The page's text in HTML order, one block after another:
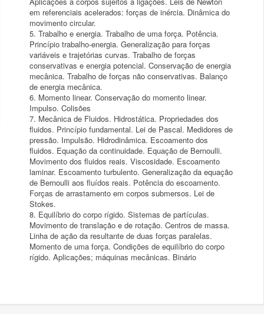
em referenciais acelerados: forças de inércia. Dinâmica do
movimento circular.
5. Trabalho e energia. Trabalho de uma força. Potência.
Princípio trabalho-energia. Generalização para forças
variáveis e trajetórias curvas. Trabalho de forças
conservativas e energia potencial. Conservação de energia
mecânica. Trabalho de forças não conservativas. Balanço
de energia mecânica.
6. Momento linear. Conservação do momento linear.
Impulso. Colisões
7. Mecânica de Fluidos. Hidrostática. Propriedades dos
fluidos. Princípio fundamental. Lei de Pascal. Medidores de
pressão. Impulsão. Hidrodinâmica. Escoamento dos
fluidos. Equação da continuidade. Equação de Bernoulli.
Movimento dos fluidos reais. Viscosidade. Escoamento
laminar. Escoamento turbulento. Generalização da equação
de Bernoulli aos fluídos reais. Potência do escoamento.
Forças de arrastamento em corpos submersos. Lei de
Stokes.
8. Equilíbrio do corpo rígido. Sistemas de partículas.
Movimento de translação e de rotação. Centros de massa.
Linha de ação da resultante de duas forças paralelas.
Momento de uma força. Condições de equilíbrio do corpo